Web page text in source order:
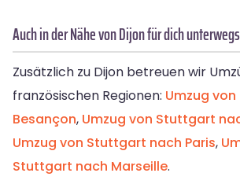
Auch in der Nähe von Dijon für dich unterwegs
Zusätzlich zu Dijon betreuen wir
französischen Regionen: Umzug
Besançon, Umzug von Stuttgart
Umzug von Stuttgart nach Paris,
Stuttgart nach Marseille.